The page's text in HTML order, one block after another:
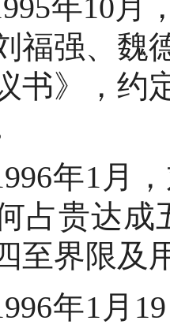
年10
福强、魏
书》，约
年1月
占贵达成
至界限及
年1月